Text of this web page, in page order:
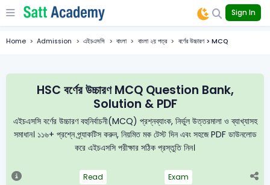
Sign In
Home Admission এইচএসসি বাংলা বাংলা ২য় পত্র বর্ণের উচ্চারণ > MCQ
HSC বর্ণের উচ্চারণ MCQ Question Bank,
Solution & PDF
এইচএসসি বর্ণের উচ্চারণ বহুনির্বাচনী(MCQ) প্রশ্নব্যাংক, নির্ভুল উত্তরমালা ও ব্যাখ্যাসহ
সমাধান। ১১৬+ প্রশ্নে প্র্যাকটিস করুন, নিয়মিত মক টেস্ট দিন এবং সহজে PDF ডাউনলোড
করে এইচএসসি পরীক্ষার সঠিক প্রস্তুতি নিন।
Read Exam